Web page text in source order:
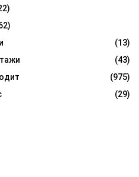
(13)
(43)
(975)
(29)